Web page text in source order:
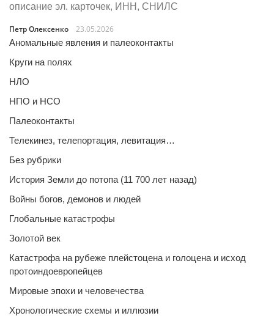
описание эл. карточек, ИНН, СНИЛС
Петр Олексенко
23.05.2026
Аномальные явления и палеоконтакты
Круги на полях
НЛО
НПО и НСО
Палеоконтакты
Телекинез, телепортация, левитация…
Без рубрики
История Земли до потопа (11 700 лет назад)
Войны богов, демонов и людей
Глобальные катастрофы
Золотой век
Катастрофа на рубеже плейстоцена и голоцена и исход
протоиндоевропейцев
Мировые эпохи и человечества
Хронологические схемы и иллюзии